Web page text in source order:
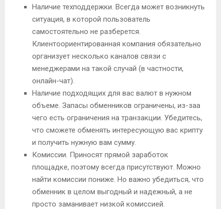
Наличие техподдержки. Всегда может возникнуть
ситуация, в которой пользователь
самостоятельно не разберется.
Клиентоориентированная компания обязательно
организует несколько каналов связи с
менеджерами на такой случай (в частности,
онлайн-чат).
Наличие подходящих для вас валют в нужном
объеме. Запасы обменников ограничены, из-заа
чего есть ограничения на транзакции. Убедитесь,
что сможете обменять интересующую вас крипту
и получить нужную вам сумму.
Комиссии. Приносят прямой заработок
площадке, поэтому всегда присутствуют. Можно
найти комиссии пониже. Но важно убедиться, что
обменник в целом выгодный и надежный, а не
просто заманивает низкой комиссией.